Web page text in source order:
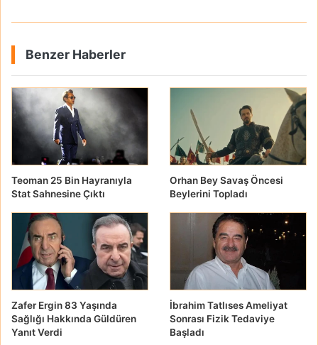
Benzer Haberler
Teoman 25 Bin Hayranıyla
Stat Sahnesine Çıktı
Orhan Bey Savaş Öncesi
Beylerini Topladı
Zafer Ergin 83 Yaşında
Sağlığı Hakkında Güldüren
Yanıt Verdi
İbrahim Tatlıses Ameliyat
Sonrası Fizik Tedaviye
Başladı